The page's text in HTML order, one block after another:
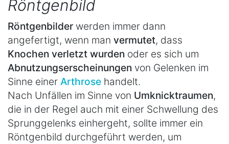
Röntgenbild
Röntgenbilder werden immer dann
angefertigt, wenn man vermutet, dass
Knochen verletzt wurden oder es sich um
Abnutzungserscheinungen von Gelenken im
Sinne einer Arthrose handelt.
Nach Unfällen im Sinne von Umknicktraumen,
die in der Regel auch mit einer Schwellung des
Sprunggelenks einhergeht, sollte immer ein
Röntgenbild durchgeführt werden, um